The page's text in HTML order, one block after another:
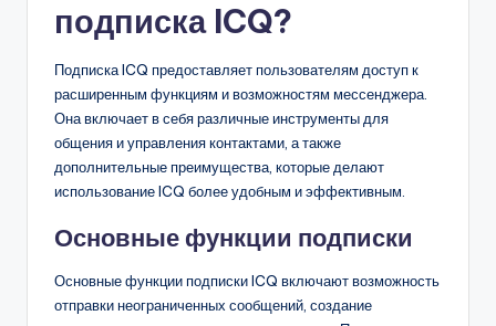
подписка ICQ?
Подписка ICQ предоставляет пользователям доступ к
расширенным функциям и возможностям мессенджера.
Она включает в себя различные инструменты для
общения и управления контактами, а также
дополнительные преимущества, которые делают
использование ICQ более удобным и эффективным.
Основные функции подписки
Основные функции подписки ICQ включают возможность
отправки неограниченных сообщений, создание